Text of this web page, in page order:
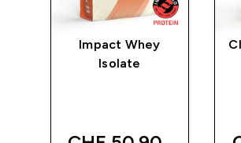
Impact Whey
Isolate